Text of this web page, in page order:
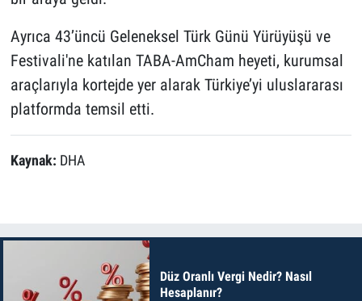
Ayrıca 43’üncü Geleneksel Türk Günü Yürüyüşü ve
Festivali'ne katılan TABA-AmCham heyeti, kurumsal
araçlarıyla kortejde yer alarak Türkiye’yi uluslararası
platformda temsil etti.
Kaynak: DHA
Düz Oranlı Vergi Nedir? Nasıl
Hesaplanır?